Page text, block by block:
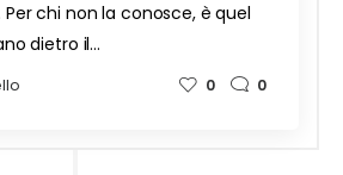
chi non la conosce, è quel
dietro il…
0 0